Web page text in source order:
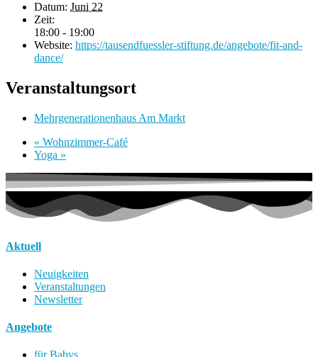
Datum: Juni 22
Zeit:
18:00 - 19:00
Website: https://tausendfuessler-stiftung.de/angebote/fit-and-
dance/
Veranstaltungsort
Mehrgenerationenhaus Am Markt
« Wohnzimmer-Café
Yoga »
Aktuell
Neuigkeiten
Veranstaltungen
Newsletter
Angebote